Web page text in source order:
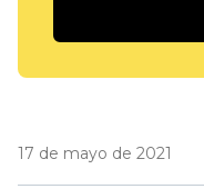
17 de mayo de 2021